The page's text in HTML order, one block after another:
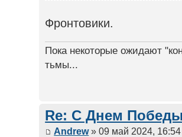
Фронтовики.
Пока некоторые ожидают
тьмы...
Re: С Днем
Andrew» 09 май 2024, 16:54